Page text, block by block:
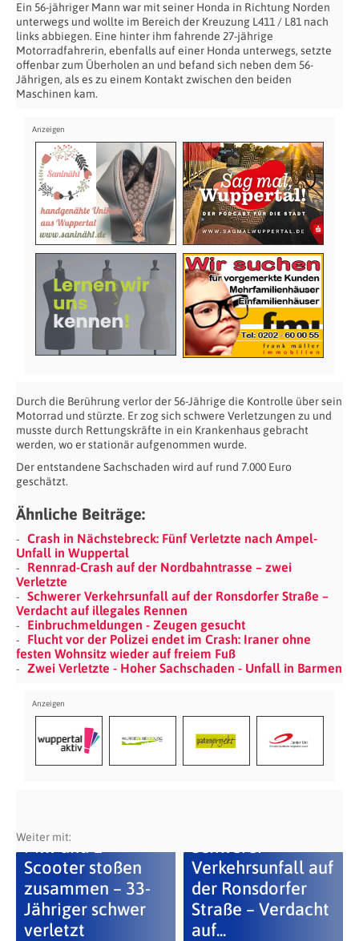
Ein 56-jähriger Mann war mit seiner Honda in Richtung Norden
unterwegs und wollte im Bereich der Kreuzung L411 / L81 nach
links abbiegen. Eine hinter ihm fahrende 27-jährige
Motorradfahrerin, ebenfalls auf einer Honda unterwegs, setzte
offenbar zum Überholen an und befand sich neben dem 56-
Jährigen, als es zu einem Kontakt zwischen den beiden
Maschinen kam.
Durch die Berührung verlor der 56-Jährige die Kontrolle über sein
Motorrad und stürzte. Er zog sich schwere Verletzungen zu und
musste durch Rettungskräfte in ein Krankenhaus gebracht
werden, wo er stationär aufgenommen wurde.
Der entstandene Sachschaden wird auf rund 7.000 Euro
geschätzt.
Ähnliche Beiträge:
Crash in Nächstebreck: Fünf Verletzte nach Ampel-
Unfall in Wuppertal
Rennrad-Crash auf der Nordbahntrasse – zwei
Verletzte
Schwerer Verkehrsunfall auf der Ronsdorfer Straße –
Verdacht auf illegales Rennen
Einbruchmeldungen - Zeugen gesucht
Flucht vor der Polizei endet im Crash: Iraner ohne
festen Wohnsitz wieder auf freiem Fuß
Zwei Verletzte - Hoher Sachschaden - Unfall in Barmen
Weiter mit:
Pkw und E-
Scooter stoßen
zusammen – 33-
Jähriger schwer
verletzt
Verkehrsunfall auf
der Ronsdorfer
Straße – Verdacht
auf...